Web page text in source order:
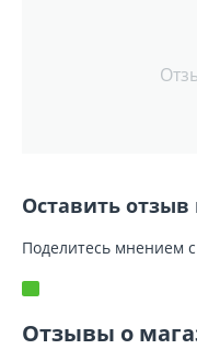
Оставить отзыв
Поделитесь мнением
Отзывы о